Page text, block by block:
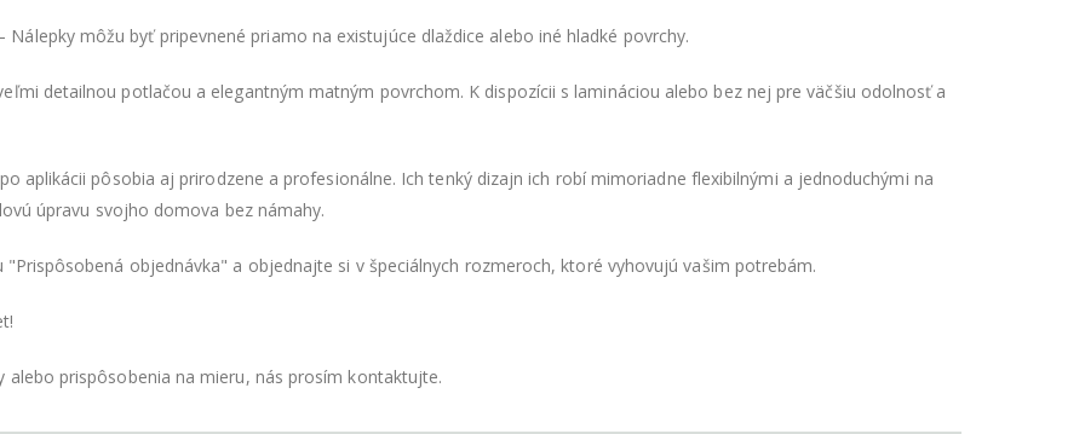
Nálepky môžu byť pripevnené priamo na existujúce dlaždice alebo iné hladké povrchy.
detailnou potlačou a elegantným matným povrchom. K dispozícii s lamináciou alebo bez nej pre väčšiu odolnosť a
aplikácii pôsobia aj prirodzene a profesionálne. Ich tenký dizajn ich robí mimoriadne flexibilnými a jednoduchými na
úpravu svojho domova bez námahy.
objednávka" a objednajte si v špeciálnych rozmeroch, ktoré vyhovujú vašim potrebám.
alebo prispôsobenia na mieru, nás prosím kontaktujte.